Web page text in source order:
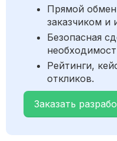
Прямой
заказчиком и
Безопасная
Рейтинги,
откликов.
Заказать